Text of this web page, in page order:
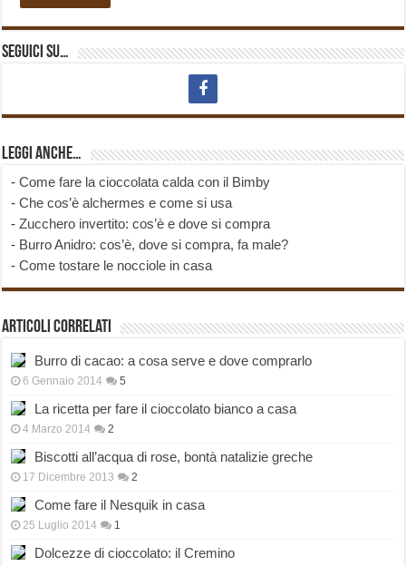
Seguici su…
Leggi anche…
-Come fare la cioccolata calda con il Bimby
-Che cos’è alchermes e come si usa
-Zucchero invertito: cos’è e dove si compra
- Burro Anidro: cos’è, dove si compra, fa male?
-Come tostare le nocciole in casa
Articoli correlati
Burro di cacao: a cosa serve e dove comprarlo
6 Gennaio 2014 5
La ricetta per fare il cioccolato bianco a casa
4 Marzo 2014 2
Biscotti all’acqua di rose, bontà natalizie greche
17 Dicembre 2013 2
Come fare il Nesquik in casa
25 Luglio 2014 1
Dolcezze di cioccolato: il Cremino